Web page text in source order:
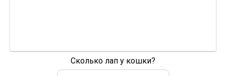
Сколько лап у кошки?